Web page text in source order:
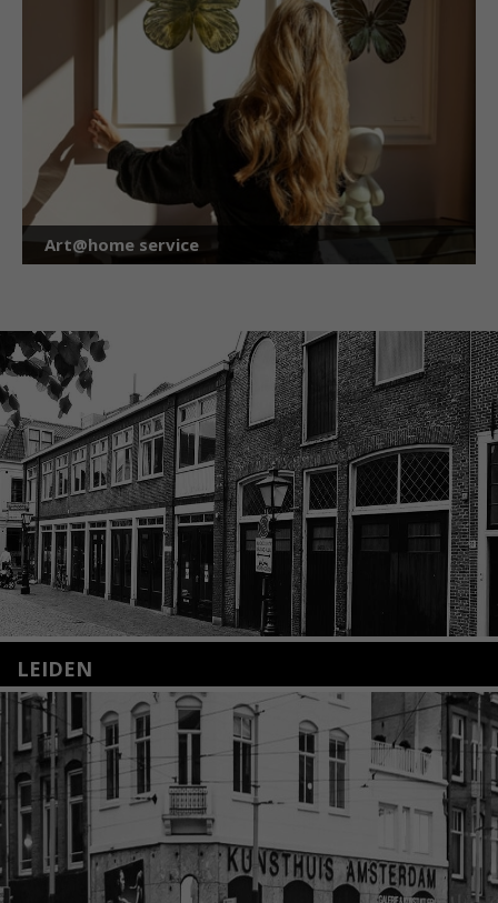
Art@home service
LEIDEN
Nieuwstraat 35
2312 KA Leiden
+31(0)71 – 52 84 480
info@kunsthuisleiden.nl
Lees meer